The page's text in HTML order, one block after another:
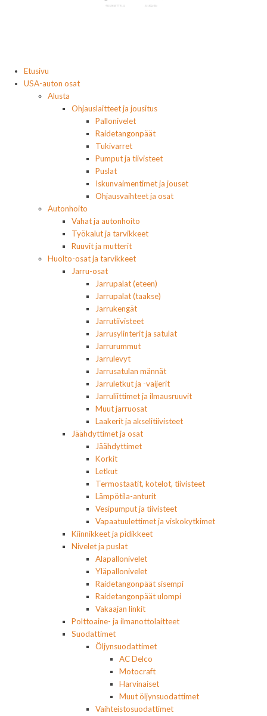
Etusivu
USA-auton osat
Alusta
Ohjauslaitteet ja jousitus
Pallonivelet
Raidetangonpäät
Tukivarret
Pumput ja tiivisteet
Puslat
Iskunvaimentimet ja jouset
Ohjausvaihteet ja osat
Autonhoito
Vahat ja autonhoito
Työkalut ja tarvikkeet
Ruuvit ja mutterit
Huolto-osat ja tarvikkeet
Jarru-osat
Jarrupalat (eteen)
Jarrupalat (taakse)
Jarrukengät
Jarrutiivisteet
Jarrusylinterit ja satulat
Jarrurummut
Jarrulevyt
Jarrusatulan männät
Jarruletkut ja -vaijerit
Jarruliittimet ja ilmausruuvit
Muut jarruosat
Laakerit ja akselitiivisteet
Jäähdyttimet ja osat
Jäähdyttimet
Korkit
Letkut
Termostaatit, kotelot, tiivisteet
Lämpötila-anturit
Vesipumput ja tiivisteet
Vapaatuulettimet ja viskokytkimet
Kiinnikkeet ja pidikkeet
Nivelet ja puslat
Alapallonivelet
Yläpallonivelet
Raidetangonpäät sisempi
Raidetangonpäät ulompi
Vakaajan linkit
Polttoaine- ja ilmanottolaitteet
Suodattimet
Öljynsuodattimet
AC Delco
Motocraft
Harvinaiset
Muut öljynsuodattimet
Vaihteistosuodattimet